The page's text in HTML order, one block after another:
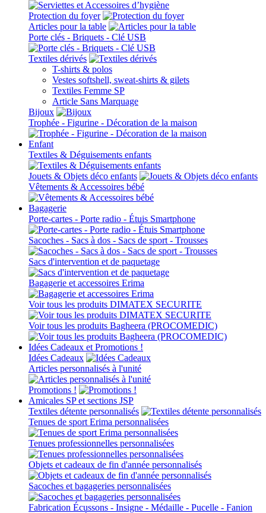
Protection du foyer
Articles pour la table
Porte clés - Briquets - Clé USB
Textiles dérivés
T-shirts & polos
Vestes softshell, sweat-shirts & gilets
Textiles Femme SP
Article Sans Marquage
Bijoux
Trophée - Figurine - Décoration de la maison
Enfant
Textiles & Déguisements enfants
Jouets & Objets déco enfants
Vêtements & Accessoires bébé
Bagagerie
Porte-cartes - Porte radio - Étuis Smartphone
Sacoches - Sacs à dos - Sacs de sport - Trousses
Sacs d'intervention et de paquetage
Bagagerie et accessoires Erima
Voir tous les produits DIMATEX SECURITE
Voir tous les produits Bagheera (PROCOMEDIC)
Idées Cadeaux et Promotions !
Idées Cadeaux
Articles personnalisés à l'unité
Promotions !
Amicales SP et sections JSP
Textiles détente personnalisés
Tenues de sport Erima personnalisées
Tenues professionnelles personnalisées
Objets et cadeaux de fin d'année personnalisés
Sacoches et bagageries personnalisées
Fabrication Écussons - Insigne - Médaille - Pucelle - Fanion